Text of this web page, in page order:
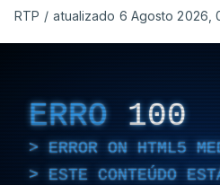
RTP / atualizado 6 Agosto 2026,
ERRO 100
ERROR ON HTML5
ESTE CONTEÚDO